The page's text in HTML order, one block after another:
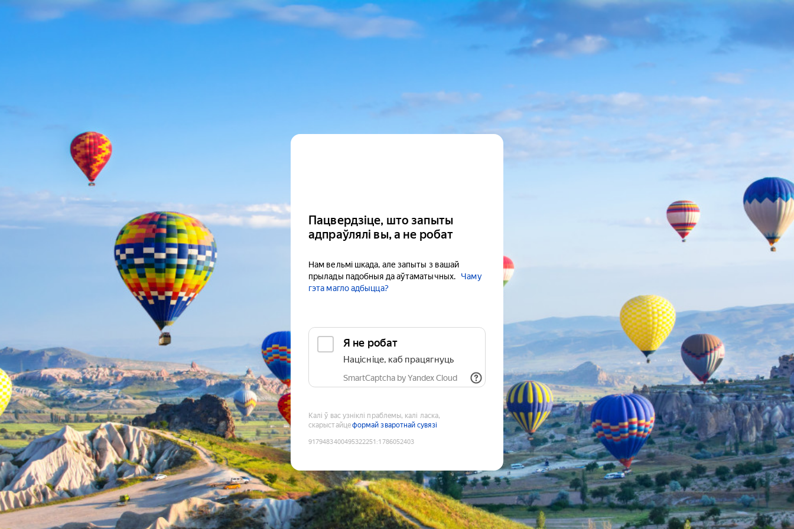
Пацвердзіце, што запыты
адпраўлялі вы, а не робат
Нам вельмі шкада, але запыты з вашай
прылады падобныя да аўтаматычных.
Чаму
гэта магло адбыцца?
Я не робат
Націсніце, каб працягнуць
SmartCaptcha by Yandex Cloud
Калі ў вас узніклі праблемы, калі ласка,
скарыстайцеформай зваротнай сувязі
9179483400495322251 :1786052403